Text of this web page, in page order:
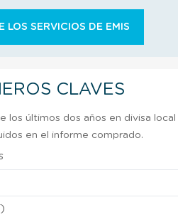
LOS SERVICIOS DE EMIS
CLAVES
los últimos dos años en divisa local
en el informe comprado.